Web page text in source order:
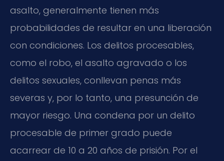
asalto, generalmente tienen más
probabilidades de resultar en una liberación
con condiciones. Los delitos procesables,
como el robo, el asalto agravado o los
delitos sexuales, conllevan penas más
severas y, por lo tanto, una presunción de
mayor riesgo. Una condena por un delito
procesable de primer grado puede
acarrear de 10 a 20 años de prisión. Por el